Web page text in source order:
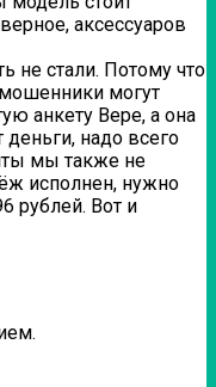
аксессуаров
не стали. Потому что
могут
анкету Вере, а она
деньги, надо всего
мы также не
исполнен, нужно
рублей. Вот и